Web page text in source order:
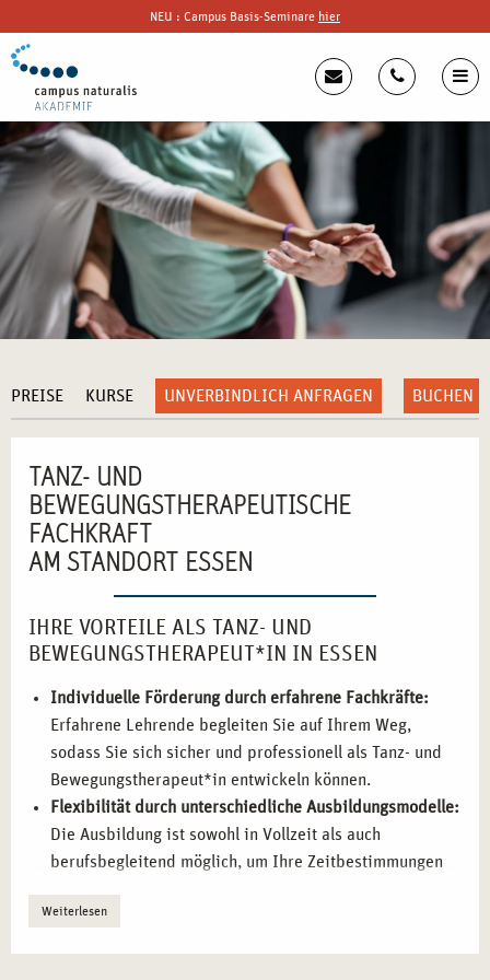
NEU : Campus Basis-Seminare hier
PREISE KURSE UNVERBINDLICH ANFRAGEN BUCHEN
TANZ- UND
BEWEGUNGSTHERAPEUTISCHE
FACHKRAFT
AM STANDORT ESSEN
IHRE VORTEILE ALS TANZ- UND
BEWEGUNGSTHERAPEUT*IN IN ESSEN
Individuelle Förderung durch erfahrene Fachkräfte:
Erfahrene Lehrende begleiten Sie auf Ihrem Weg,
sodass Sie sich sicher und professionell als Tanz- und
Bewegungstherapeut*in entwickeln können.
Flexibilität durch unterschiedliche Ausbildungsmodelle:
Die Ausbildung ist sowohl in Vollzeit als auch
berufsbegleitend möglich, um Ihre Zeitbestimmungen
Praxisorientierte Ausbildung:
Weiterlesen